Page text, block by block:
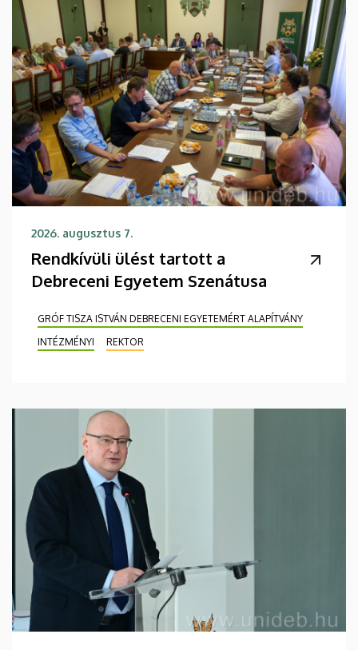
2026. augusztus 7.
Rendkívüli ülést tartott a
Debreceni Egyetem Szenátusa
GRÓF TISZA ISTVÁN DEBRECENI EGYETEMÉRT ALAPÍTVÁNY
INTÉZMÉNYI
REKTOR